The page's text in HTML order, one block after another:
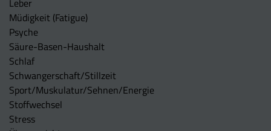
Leber
Müdigkeit (Fatigue)
Psyche
Säure-Basen-Haushalt
Schlaf
Schwangerschaft/Stillzeit
Sport/Muskulatur/Sehnen/Energie
Stoffwechsel
Stress